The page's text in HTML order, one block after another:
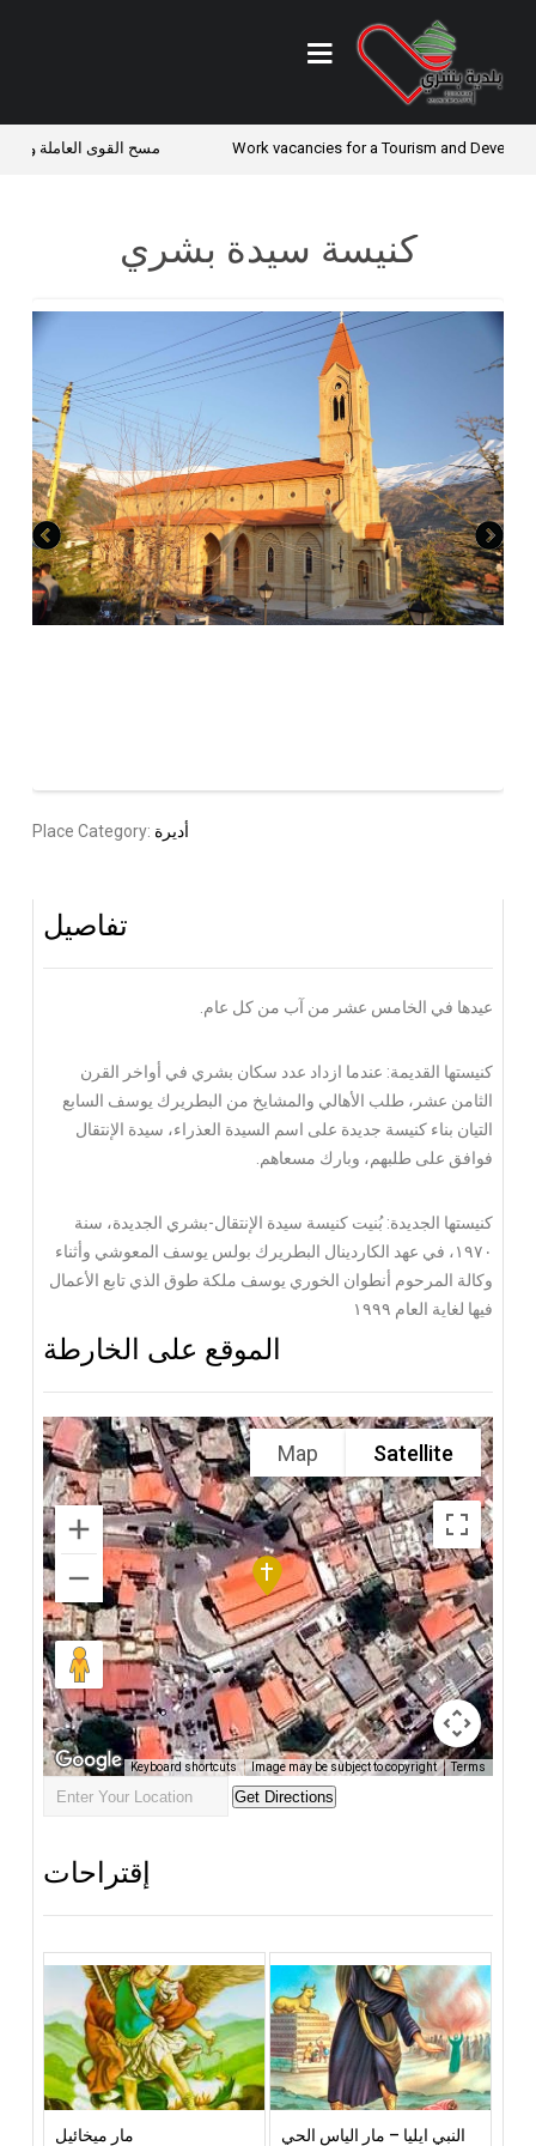
Work vacancies for a Tourism and مسح القوى العاملة
كنيسة سيدة بشري
Place Category: أديرة
تفاصيل
عيدها في الخامس عشر من آب من كل عام.
كنيستها القديمة: عندما ازداد عدد سكان بشري في أواخر القرن
الثامن عشر، طلب الأهالي والمشايخ من البطريرك يوسف السابع
التيان بناء كنيسة جديدة على اسم السيدة العذراء، سيدة الإنتقال
فوافق على طلبهم، وبارك مسعاهم.
كنيستها الجديدة: بُنيت كنيسة سيدة الإنتقال-بشري الجديدة، سنة
١٩٧٠، في عهد الكاردينال البطريرك بولس يوسف المعوشي وأثناء
وكالة المرحوم أنطوان الخوري يوسف ملكة طوق الذي تابع الأعمال
فيها لغاية العام ١٩٩٩
الموقع على الخارطة
Map Satellite
Keyboard shortcuts Image may be subject to copyright Terms
إقتراحات
مار ميخائيل النبي ايليا – مار الياس الحي